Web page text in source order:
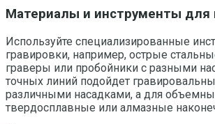
Материалы и инструменты для
Используйте специализированные
гравировки, например, острые
граверы или пробойники с разными
точных линий подойдет
различными насадками, а для
твердосплавные или алмазные